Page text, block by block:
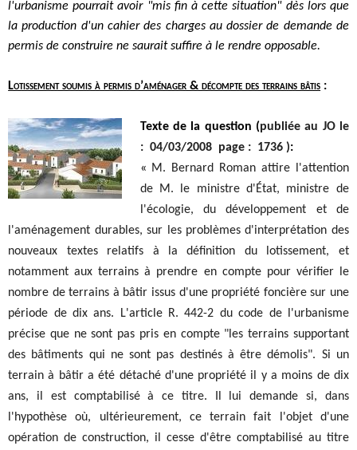
l'urbanisme pourrait avoir "mis fin à cette situation" dès lors que
la production d'un cahier des charges au dossier de demande de
permis de construire ne saurait suffire à le rendre opposable.
Lotissement soumis à permis d’aménager & décompte des terrains bâtis :
Texte de la question (publiée au JO le
: 04/03/2008 page : 1736 ):
« M. Bernard Roman attire l'attention
de M. le ministre d'État, ministre de
l'écologie, du développement et de
l'aménagement durables, sur les problèmes d'interprétation des
nouveaux textes relatifs à la définition du lotissement, et
notamment aux terrains à prendre en compte pour vérifier le
nombre de terrains à bâtir issus d'une propriété foncière sur une
période de dix ans. L'article R. 442-2 du code de l'urbanisme
précise que ne sont pas pris en compte "les terrains supportant
des bâtiments qui ne sont pas destinés à être démolis". Si un
terrain à bâtir a été détaché d'une propriété il y a moins de dix
ans, il est comptabilisé à ce titre. Il lui demande si, dans
l'hypothèse où, ultérieurement, ce terrain fait l'objet d'une
opération de construction, il cesse d'être comptabilisé au titre